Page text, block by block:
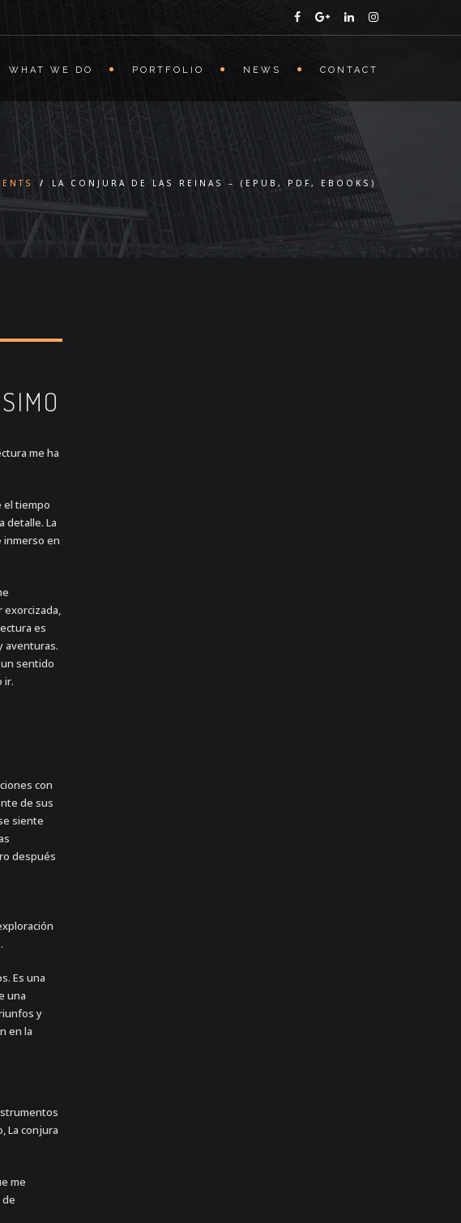
WHAT WE DO PORTFOLIO NEWS CONTACT
/ LA CONJURA DE LAS REINAS – (EPUB, PDF, EBOOKS)
me ha
el tiempo
detalle. La
inmerso en
exorcizada,
es
aventuras.
sentido
ir.
con
de sus
siente
después
Es una
una
y
en la
La conjura
me